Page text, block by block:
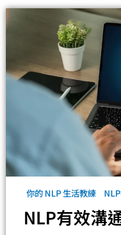
你的 NLP 生活教練
NLP有效溝